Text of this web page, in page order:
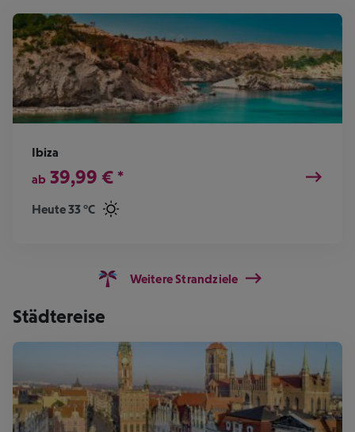
Ibiza
ab 39,99 € *
Heute 33 °C
Weitere Strandziele
Städtereise